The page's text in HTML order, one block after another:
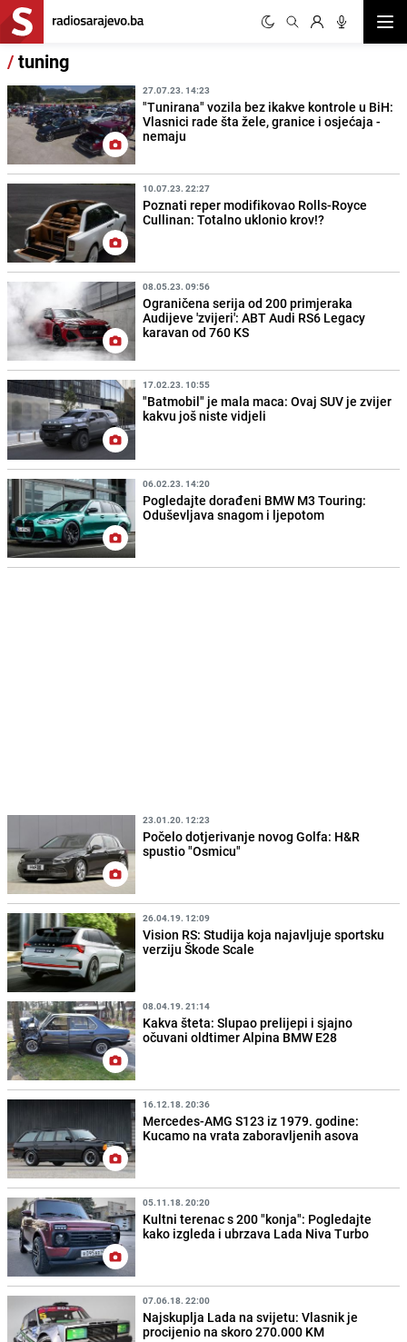
/tuning
27.07.23. 14:23
"Tunirana" vozila bez ikakve kontrole u BiH:
Vlasnici rade šta žele, granice i osjećaja -
nemaju
10.07.23. 22:27
Poznati reper modifikovao Rolls-Royce
Cullinan: Totalno uklonio krov!?
08.05.23. 09:56
Ograničena serija od 200 primjeraka
Audijeve 'zvijeri': ABT Audi RS6 Legacy
karavan od 760 KS
17.02.23. 10:55
"Batmobil" je mala maca: Ovaj SUV je zvijer
kakvu još niste vidjeli
06.02.23. 14:20
Pogledajte dorađeni BMW M3 Touring:
Oduševljava snagom i ljepotom
23.01.20. 12:23
Počelo dotjerivanje novog Golfa: H&R
spustio "Osmicu"
26.04.19. 12:09
Vision RS: Studija koja najavljuje sportsku
verziju Škode Scale
08.04.19. 21:14
Kakva šteta: Slupao prelijepi i sjajno
očuvani oldtimer Alpina BMW E28
16.12.18. 20:36
Mercedes-AMG S123 iz 1979. godine:
Kucamo na vrata zaboravljenih asova
05.11.18. 20:20
Kultni terenac s 200 "konja": Pogledajte
kako izgleda i ubrzava Lada Niva Turbo
07.06.18. 22:00
Najskuplja Lada na svijetu: Vlasnik je
procijenio na skoro 270.000 KM